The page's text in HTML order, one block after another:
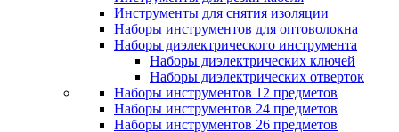
Инструменты для снятия изоляции
Наборы инструментов для оптоволокна
Наборы диэлектрического инструмента
Наборы диэлектрических ключей
Наборы диэлектрических отверток
Наборы инструментов 12 предметов
Наборы инструментов 24 предметов
Наборы инструментов 26 предметов